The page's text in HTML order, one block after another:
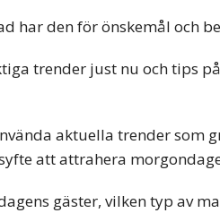
har den för önskemål och
trender just nu och tips
aktuella trender som
att attrahera
gäster, vilken typ av